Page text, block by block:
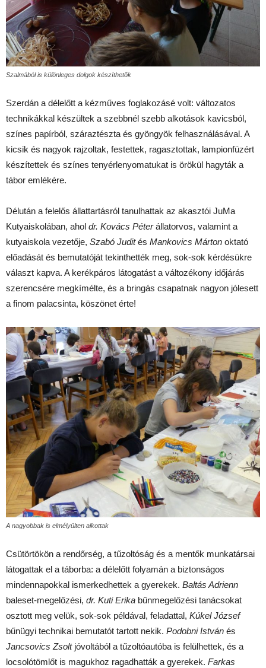
Szalmából is különleges dolgok készíthetők
Szerdán a délelőtt a kézműves foglakozásé volt: változatos
technikákkal készültek a szebbnél szebb alkotások kavicsból,
színes papírból, száraztészta és gyöngyök felhasználásával. A
kicsik és nagyok rajzoltak, festettek, ragasztottak, lampionfüzért
készítettek és színes tenyérlenyomatukat is örökül hagyták a
tábor emlékére.
Délután a felelős állattartásról tanulhattak az akasztói JuMa
Kutyaiskolában, ahol dr. Kovács Péterállatorvos, valamint a
kutyaiskola vezetője, Szabó Judités Mankovics Márton oktató
előadását és bemutatóját tekinthették meg, sok-sok kérdésükre
választ kapva. A kerékpáros látogatást a változékony időjárás
szerencsére megkímélte, és a bringás csapatnak nagyon jólesett
a finom palacsinta, köszönet érte!
A nagyobbak is elmélyülten alkottak
Csütörtökön a rendőrség, a tűzoltóság és a mentők munkatársai
látogattak el a táborba: a délelőtt folyamán a biztonságos
mindennapokkal ismerkedhettek a gyerekek. Baltás Adrienn
baleset-megelőzési, dr. Kuti Erika bűnmegelőzési tanácsokat
osztott meg velük, sok-sok példával, feladattal, Kúkel József
bűnügyi technikai bemutatót tartott nekik. Podobni István és
Jancsovics Zsoltjóvoltából a tűzoltóautóba is felülhettek, és a
locsolótömlőt is magukhoz ragadhatták a gyerekek. Farkas